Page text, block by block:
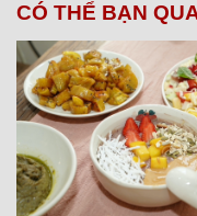
CÓ THỂ BẠN